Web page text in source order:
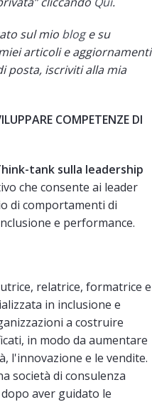
sul mio bloge su
articoli e aggiornamenti
posta, iscriviti alla mia
COMPETENZE DI
tank sulla leadership
che consente ai leader
di comportamenti di
e performance.
relatrice, formatrice e
in inclusione e
a costruire
in modo da aumentare
l'innovazione e le vendite.
società di consulenza
aver guidato le